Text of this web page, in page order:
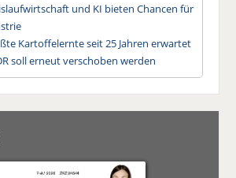
und KI bieten Chancen für
Kartoffelernte seit 25 Jahren erwartet
soll erneut verschoben werden